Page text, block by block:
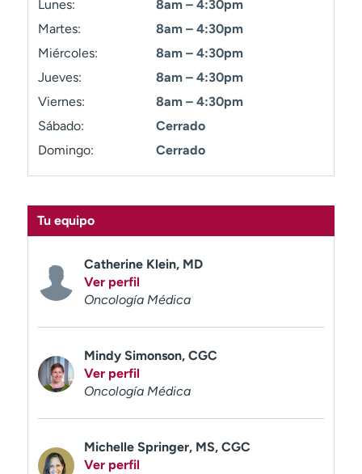
Lunes:
8am – 4:30pm
Martes:
8am – 4:30pm
Miércoles:
8am – 4:30pm
Jueves:
8am – 4:30pm
Viernes:
8am – 4:30pm
Sábado:
Cerrado
Domingo:
Cerrado
Tu equipo
Catherine Klein, MD
Ver perfil
Oncología Médica
Mindy Simonson, CGC
Ver perfil
Oncología Médica
Michelle Springer, MS, CGC
Ver perfil